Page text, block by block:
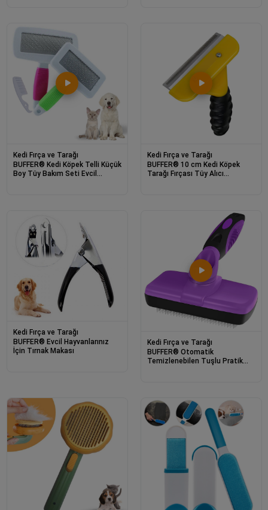
Kedi Fırça ve Tarağı
BUFFER® Kedi Köpek Telli Küçük
Boy Tüy Bakım Seti Evcil
Kedi Fırça ve Tarağı
BUFFER® 10 cm Kedi Köpek
Tarağı Fırçası Tüy Alıcı
Kedi Fırça ve Tarağı
BUFFER® Evcil Hayvanlarınız
İçin Tırnak Makası
Kedi Fırça ve Tarağı
BUFFER® Otomatik
Temizlenebilen Tuşlu Pratik